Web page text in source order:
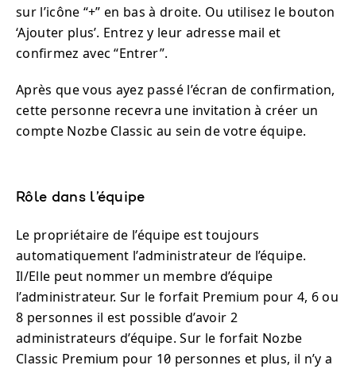
sur l’icône “+” en bas à droite. Ou utilisez le bouton
‘Ajouter plus’. Entrez y leur adresse mail et
confirmez avec “Entrer”.
Après que vous ayez passé l’écran de confirmation,
cette personne recevra une invitation à créer un
compte Nozbe Classic au sein de votre équipe.
Rôle dans l’équipe
Le propriétaire de l’équipe est toujours
automatiquement l’administrateur de l’équipe.
Il/Elle peut nommer un membre d’équipe
l’administrateur. Sur le forfait Premium pour 4, 6 ou
8 personnes il est possible d’avoir 2
administrateurs d’équipe. Sur le forfait Nozbe
Classic Premium pour 10 personnes et plus, il n’y a